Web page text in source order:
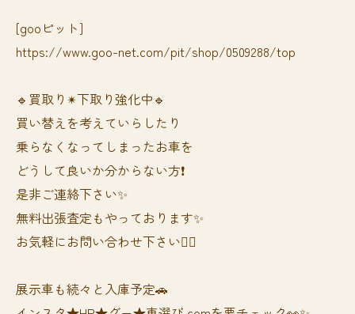
[gooピット]
https://www.goo-net.com/pit/shop/0509288/top
🔹買取り✴︎下取り強化中🔹
買い替えを考えていらしたり
乗らなくなってしまったお車を
どうして良いか分からない方❗️
是非ご連絡下さい✨
無料出張査定もやっております✨
お気軽にお問い合わせ下さい🙆‍♀️
展示車も続々と入庫予定🚗